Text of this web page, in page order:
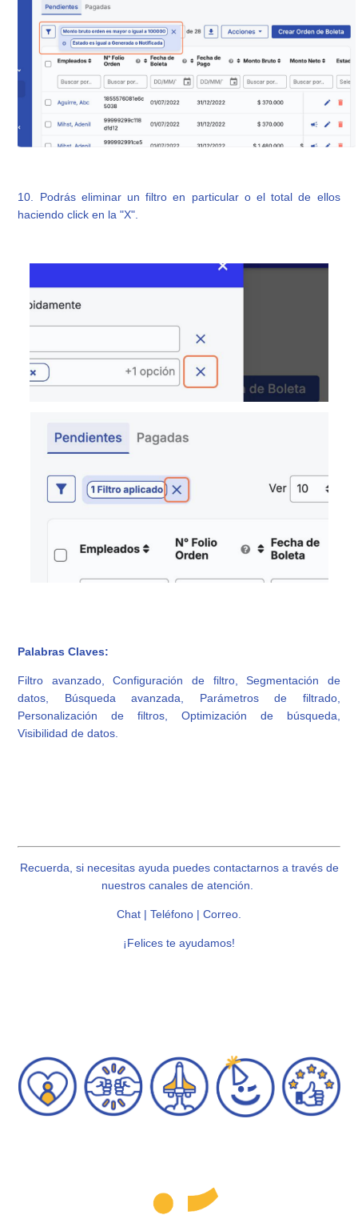
10. Podrás eliminar un filtro en particular o el total de ellos
haciendo click en la "X".
Palabras Claves:
Filtro avanzado, Configuración de filtro, Segmentación de
datos, Búsqueda avanzada, Parámetros de filtrado,
Personalización de filtros, Optimización de búsqueda,
Visibilidad de datos.
Recuerda, si necesitas ayuda puedes contactarnos a través de
nuestros canales de atención.
Chat | Teléfono | Correo.
¡Felices te ayudamos!